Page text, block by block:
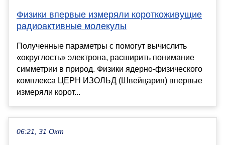
Физики впервые измеряли короткоживущие
радиоактивные молекулы
Полученные параметры с помогут вычислить
«округлость» электрона, расширить понимание
симметрии в природ. Физики ядерно-физического
комплекса ЦЕРН ИЗОЛЬД (Швейцария) впервые
измеряли корот...
06:21, 31 Окт